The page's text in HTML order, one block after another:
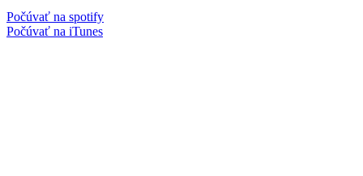
Počúvať na spotify
Počúvať na iTunes